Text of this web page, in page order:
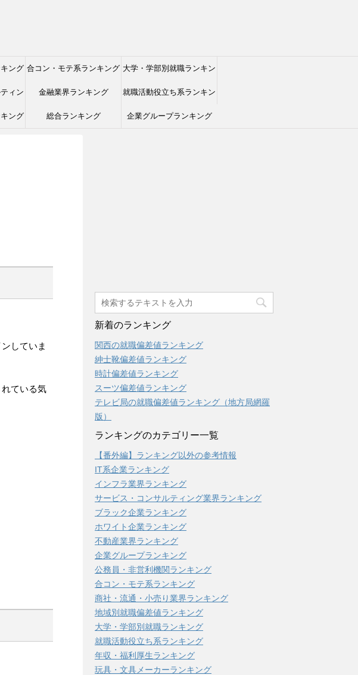
ング 合コン・モテ系ランキング 大学・学部別就職ランキン
グ
ィン 金融業界ランキング 就職活動役立ち系ランキン
グ
ング 総合ランキング 企業グループランキング
していま
ている気
新着のランキング
関西の就職偏差値ランキング
紳士靴偏差値ランキング
時計偏差値ランキング
スーツ偏差値ランキング
テレビ局の就職偏差値ランキング（地方局網羅
版）
ランキングのカテゴリー一覧
【番外編】ランキング以外の参考情報
IT系企業ランキング
インフラ業界ランキング
サービス・コンサルティング業界ランキング
ブラック企業ランキング
ホワイト企業ランキング
不動産業界ランキング
企業グループランキング
公務員・非営利機関ランキング
合コン・モテ系ランキング
商社・流通・小売り業界ランキング
地域別就職偏差値ランキング
大学・学部別就職ランキング
就職活動役立ち系ランキング
年収・福利厚生ランキング
玩具・文具メーカーランキング